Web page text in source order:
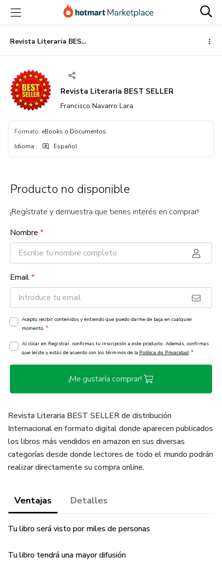
principal
página
de
página
Revista Literaria BEST SELLER
Revista Literaria BEST SELLER
Francisco Navarro Lara
Formato: eBooks o Documentos
Idioma: Español
Producto no disponible
¡Regístrate y demuestra que tienes interés en comprar!
Nombre *
Email*
Acepto recibir contenidos y entiendo que puedo darme de baja en cualquier
momento. *
Al clicar en Registrar, confirmas tu inscripción a este producto. Además, confirmas
que leíste y estás de acuerdo con los términos de la Política de Privacidad *
¡Me gustaría comprar!
Revista Literaria BEST SELLER de distribución
Internacional en formato digital donde aparecen publicados
los libros más vendidos en amazon en sus diversas
categorías desde donde lectores de todo el mundo podrán
realizar directamente su compra online.
Ventajas Detalles
Tu libro será visto por miles de personas
Tu libro tendrá una mayor difusión